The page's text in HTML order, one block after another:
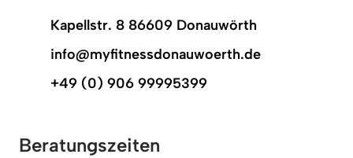
Kapellstr. 8 86609 Donauwörth
info@myfitnessdonauwoerth.de
+49 (0) 906 99995399
Beratungszeiten